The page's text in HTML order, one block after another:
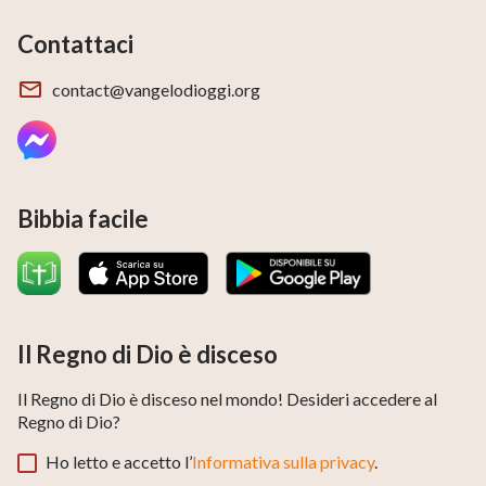
Contattaci
contact@vangelodioggi.org
Bibbia facile
Il Regno di Dio è disceso
Il Regno di Dio è disceso nel mondo! Desideri accedere al
Regno di Dio?
Ho letto e accetto l’Informativa sulla privacy.